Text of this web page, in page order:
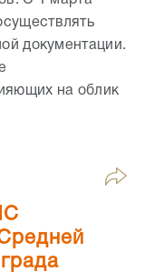
документации.
на облик